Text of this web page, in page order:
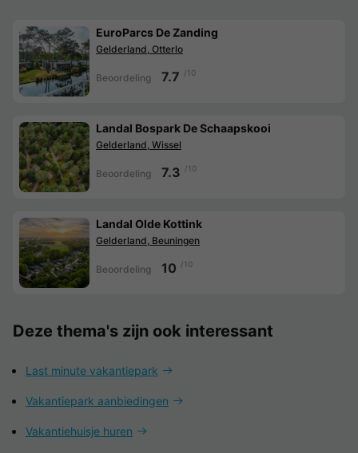
EuroParcs De Zanding
Gelderland, Otterlo
Beoordeling 7.7 /10
Landal Bospark De Schaapskooi
Gelderland, Wissel
Beoordeling 7.3 /10
Landal Olde Kottink
Gelderland, Beuningen
Beoordeling 10 /10
Deze thema's zijn ook interessant
Last minute vakantiepark
Vakantiepark aanbiedingen
Vakantiehuisje huren